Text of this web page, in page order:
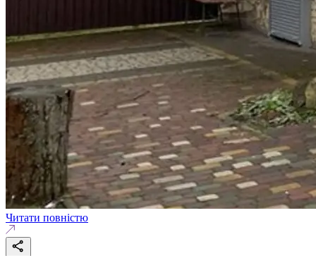
Читати повністю